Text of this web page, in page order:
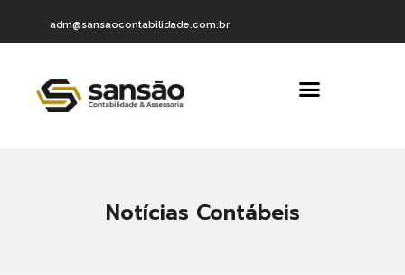
adm@sansaocontabilidade.com.br
Notícias Contábeis